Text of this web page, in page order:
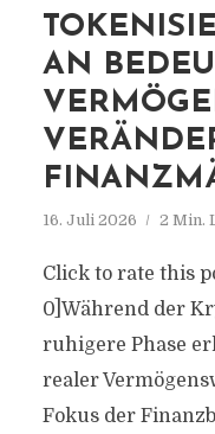
AN
16. Juli 2026 2 Min.
Click to rate this
0]Während der
ruhigere Phase
realer
Fokus der